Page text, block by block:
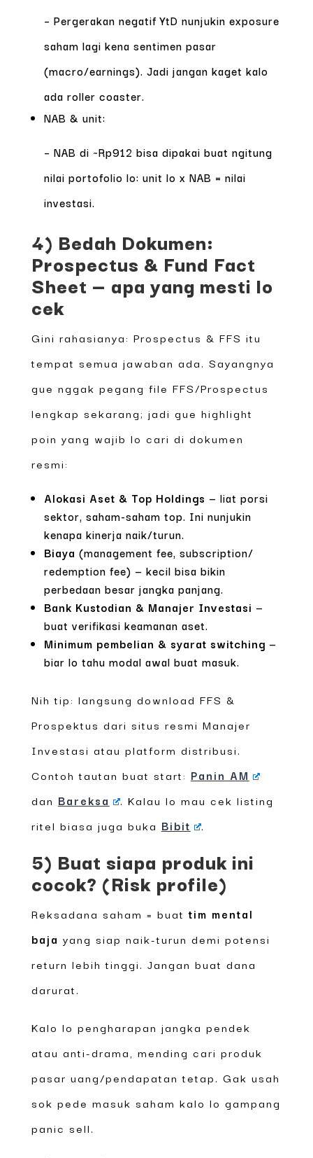
– Pergerakan negatif YtD nunjukin exposure
saham lagi kena sentimen pasar
(macro/earnings). Jadi jangan kaget kalo
ada roller coaster.
NAB & unit:
– NAB di ~Rp912 bisa dipakai buat ngitung
nilai portofolio lo: unit lo x NAB = nilai
investasi.
4) Bedah Dokumen:
Prospectus & Fund Fact
Sheet — apa yang mesti lo
cek
Gini rahasianya: Prospectus & FFS itu
tempat semua jawaban ada. Sayangnya
gue nggak pegang file FFS/Prospectus
lengkap sekarang; jadi gue highlight
poin yang wajib lo cari di dokumen
resmi:
Alokasi Aset & Top Holdings — liat porsi
sektor, saham-saham top. Ini nunjukin
kenapa kinerja naik/turun.
Biaya (management fee, subscription/
redemption fee) — kecil bisa bikin
perbedaan besar jangka panjang.
Bank Kustodian & Manajer Investasi —
buat verifikasi keamanan aset.
Minimum pembelian & syarat switching —
biar lo tahu modal awal buat masuk.
Nih tip: langsung download FFS &
Prospektus dari situs resmi Manajer
Investasi atau platform distribusi.
Contoh tautan buat start: Panin AM
dan Bareksa
. Kalau lo mau cek listing
ritel biasa juga buka Bibit .
5) Buat siapa produk ini
cocok? (Risk profile)
Reksadana saham = buattim mental
baja yang siap naik-turun demi potensi
return lebih tinggi. Jangan buat dana
darurat.
Kalo lo pengharapan jangka pendek
atau anti-drama, mending cari produk
pasar uang/pendapatan tetap. Gak usah
sok pede masuk saham kalo lo gampang
panic sell.